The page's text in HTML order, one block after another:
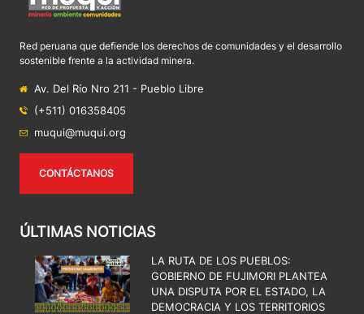
Red peruana que defiende los derechos de comunidades y el desarrollo
sostenible frente a la actividad minera.
Av. Del Río Nro 211 - Pueblo Libre
(+511) 016358405
muqui@muqui.org
CONTÁCTANOS
ÚLTIMAS NOTICIAS
LA RUTA DE LOS PUEBLOS:
GOBIERNO DE FUJIMORI PLANTEA
UNA DISPUTA POR EL ESTADO, LA
DEMOCRACIA Y LOS TERRITORIOS